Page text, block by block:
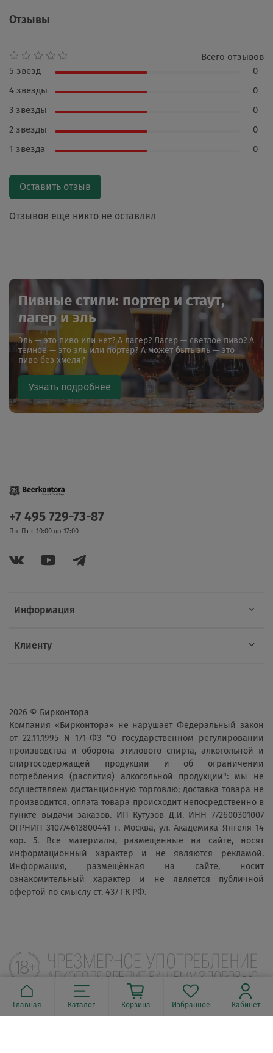
Отзывы
Отзывов еще никто не оставлял
Всего отзывов
5 звезд
0
4 звезды
0
3 звезды
0
2 звезды
0
1 звезда
0
Оставить отзыв
Пивные стили: портер и стаут,
лагер и эль
Эль — это пиво или нет? А лагер? Лагер — светлое пиво? А
темное — это эль или портер? А может быть эль — это
пиво без хмеля?
Узнать подробнее
Информация
Клиенту
+7 495 729-73-87
Пн-Пт с 10:00 до 17:00
2026 © Бирконтора
Компания «Бирконтора» не нарушает Федеральный закон
от 22.11.1995 N 171-ФЗ "О государственном регулировании
производства и оборота этилового спирта, алкогольной и
спиртосодержащей продукции и об ограничении
потребления (распития) алкогольной продукции": мы не
осуществляем дистанционную торговлю; доставка товара не
производится, оплата товара происходит непосредственно в
пункте выдачи заказов. ИП Кутузов Д.И. ИНН 772600301007
ОГРНИП 310774613800441 г. Москва, ул. Академика Янгеля 14
кор. 5. Все материалы, размещенные на сайте, носят
информационный характер и не являются рекламой.
Информация, размещённая на сайте, носит
ознакомительный характер и не является публичной
офертой по смыслу ст. 437 ГК РФ.
Главная Каталог Корзина Избранное Кабинет